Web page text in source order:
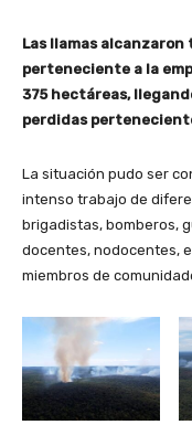
Las llamas
perteneciente a la
375 hectáreas,
perdidas
La situación pudo ser
intenso trabajo de
brigadistas, bomberos,
docentes, nodocentes,
miembros de